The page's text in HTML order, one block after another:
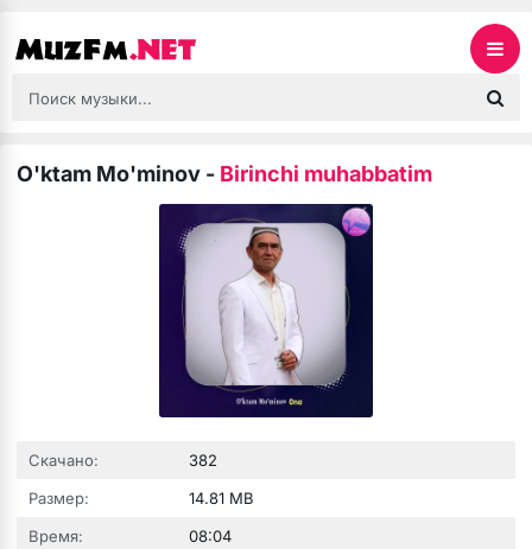
O'ktam Mo'minov - Birinchi muhabbatim
Скачано:
382
Размер:
14.81 MB
Время:
08:04